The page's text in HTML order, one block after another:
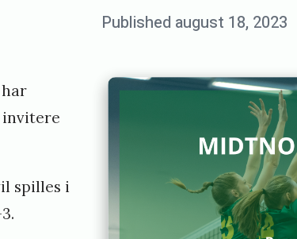
Posted
Published august 18, 2023
k
a
t
h
i
n
invitere
spilles i